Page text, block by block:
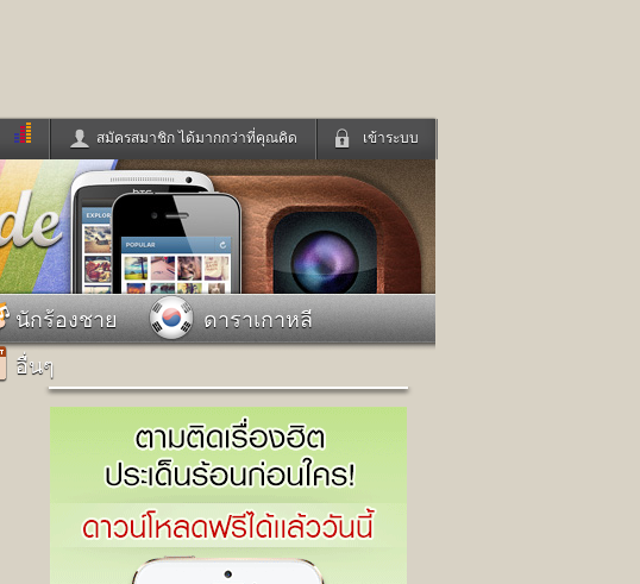
เข้าระบบ
สมัครสมาชิก ได้มากกว่าที่คุณคิด
ข่าวดารา
ดูทีวี
ฟังเพลง
ฟังวิทยุออนไลน์
แชทหมากฮอส
Glitter
แต่งงาน
แม่และเด็ก
สุขภาพ
สัตว์เลี้ยง
บ้านและการตกแต่ง
ท่องเที่ยว
iCare
Facebook
เข้าระบบด้วย User Kapook
Email
Password
เข้าระบบด้วย Facebook
นักร้องชาย
ดาราเกาหลี
อื่นๆ